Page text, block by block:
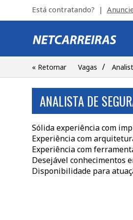
Está contratando? |
« Retornar Vagas /
ANALISTA DE
Sólida experiência com
Experiência com
Experiência com
Desejável conhecimentos
Disponibilidade para